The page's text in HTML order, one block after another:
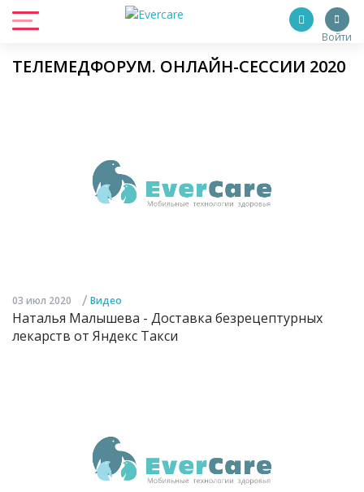
Войти
ТЕЛЕМЕДФОРУМ. ОНЛАЙН-СЕССИИ 2020
03 июл 2020 / Видео
Наталья Малышева - Доставка безрецептурных
лекарств от Яндекс Такси